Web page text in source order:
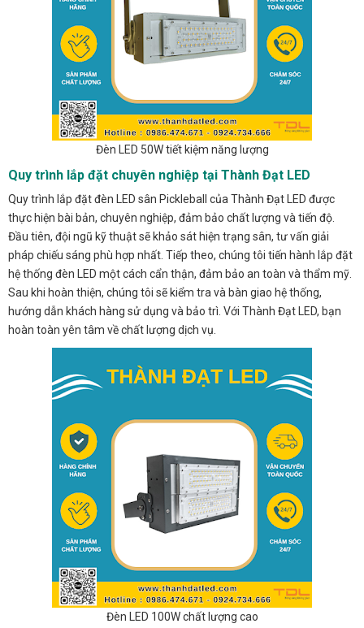
Đèn LED 50W tiết kiệm năng lượng
Quy trình lắp đặt chuyên nghiệp tại Thành Đạt LED
Quy trình lắp đặt đèn LED sân Pickleball của Thành Đạt LED được
thực hiện bài bản, chuyên nghiệp, đảm bảo chất lượng và tiến độ.
Đầu tiên, đội ngũ kỹ thuật sẽ khảo sát hiện trạng sân, tư vấn giải
pháp chiếu sáng phù hợp nhất. Tiếp theo, chúng tôi tiến hành lắp đặt
hệ thống đèn LED một cách cẩn thận, đảm bảo an toàn và thẩm mỹ.
Sau khi hoàn thiện, chúng tôi sẽ kiểm tra và bàn giao hệ thống,
hướng dẫn khách hàng sử dụng và bảo trì. Với Thành Đạt LED, bạn
hoàn toàn yên tâm về chất lượng dịch vụ.
Đèn LED 100W chất lượng cao